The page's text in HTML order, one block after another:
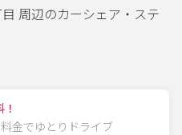
周辺のカーシェア・ステ
金でゆとりドライブ